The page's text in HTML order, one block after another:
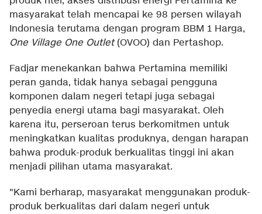
masyarakat telah mencapai ke 98 persen wilayah
Indonesia terutama dengan program BBM 1 Harga,
One Village One Outlet(OVOO) dan Pertashop.
Fadjar menekankan bahwa Pertamina memiliki
peran ganda, tidak hanya sebagai pengguna
komponen dalam negeri tetapi juga sebagai
penyedia energi utama bagi masyarakat. Oleh
karena itu, perseroan terus berkomitmen untuk
meningkatkan kualitas produknya, dengan harapan
bahwa produk-produk berkualitas tinggi ini akan
menjadi pilihan utama masyarakat.
"Kami berharap, masyarakat menggunakan produk-
produk berkualitas dari dalam negeri untuk